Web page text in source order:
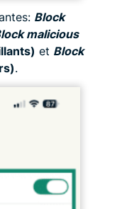
Block
malicious
et Block
.